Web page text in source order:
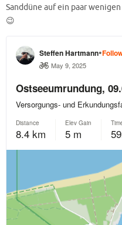
Sanddüne auf ein paar
😉